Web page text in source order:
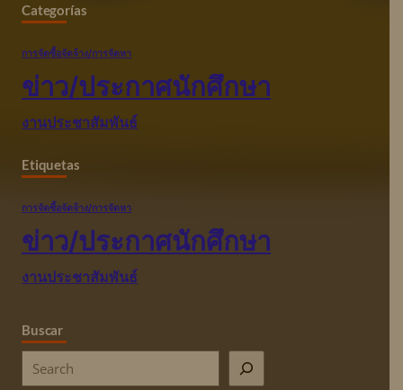
Categorías
การจัดซื้อจัดจ้าง/การจัดหา
ข่าว/ประกาศนักศึกษา
งานประชาสัมพันธ์
Etiquetas
การจัดซื้อจัดจ้าง/การจัดหา
ข่าว/ประกาศนักศึกษา
งานประชาสัมพันธ์
Buscar
e